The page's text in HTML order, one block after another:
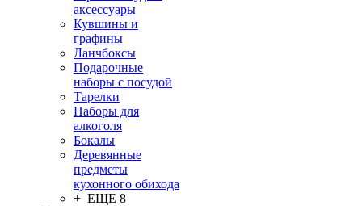
аксессуары
Кувшины и
графины
Ланчбоксы
Подарочные
наборы с посудой
Тарелки
Наборы для
алкоголя
Бокалы
Деревянные
предметы
кухонного обихода
+ ЕЩЕ 8